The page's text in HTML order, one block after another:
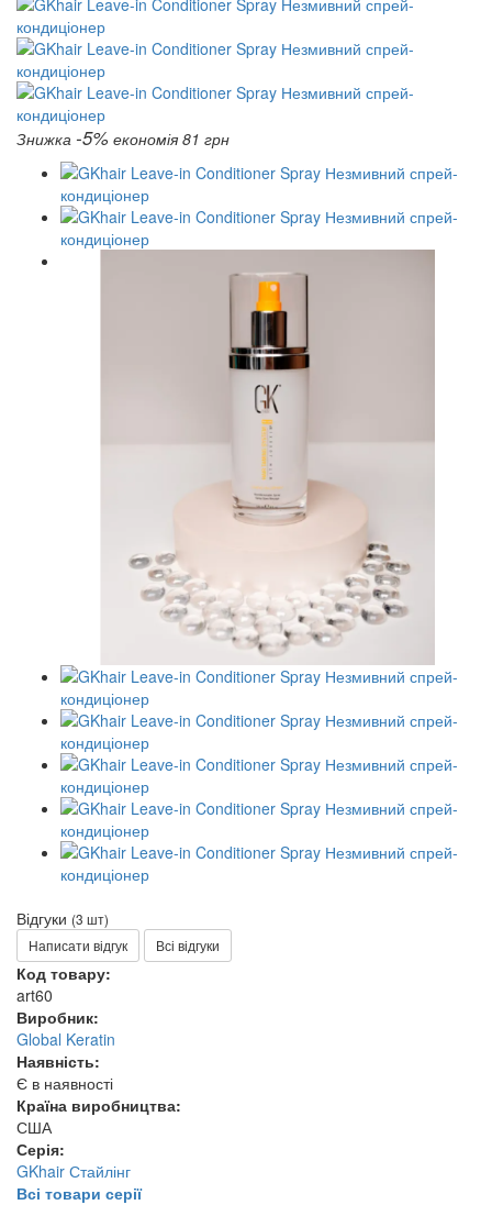
Знижка -5% економія 81 грн
Відгуки (3 шт)
Написати відгук
Всі відгуки
Код товару:
art60
Виробник:
Global Keratin
Наявність:
Є в наявності
Країна виробництва:
США
Серія:
GKhair Стайлінг
Всі товари серії